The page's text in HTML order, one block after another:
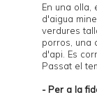
En una olla,
d'aigua
verdures
porros, una
d'api. Es
Passat el
- Per a la